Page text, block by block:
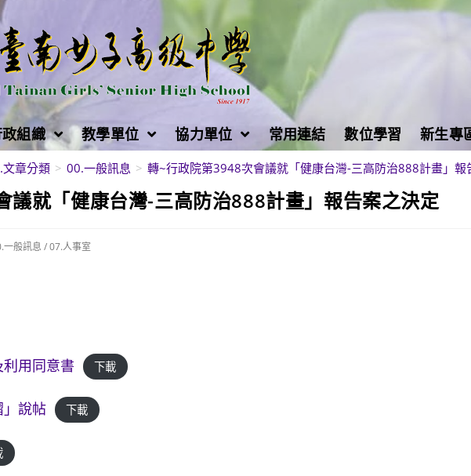
政組織 教學單位 協力單位 常用連結 數位學習 新生專
文章分類 > 00.一般訊息 > 轉~行政院第3948次會議就「健康台灣-三高防治888計畫」報
議就「健康台灣-三高防治888計畫」報告案之決定
一般訊息 /07.人事室
用同意書 下載
說帖 下載